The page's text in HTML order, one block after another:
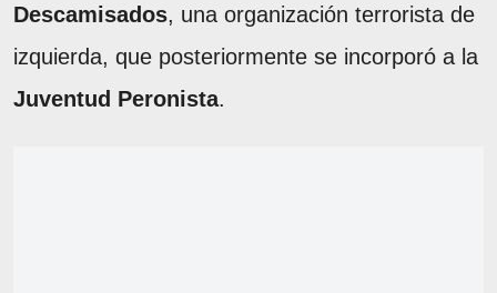
Descamisados, una organización terrorista de
izquierda, que posteriormente se incorporó a la
Juventud Peronista.